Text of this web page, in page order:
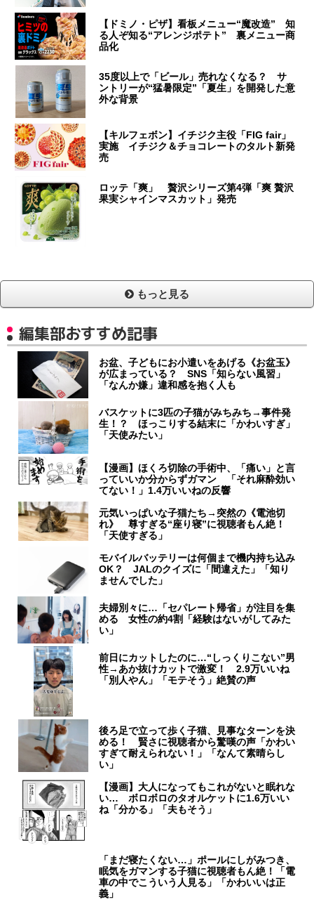
【ドミノ・ピザ】看板メニュー“魔改造” 知
る人ぞ知る“アレンジポテト” 裏メニュー商
品化
35度以上で「ビール」売れなくなる？ サ
ントリーが“猛暑限定”「夏生」を開発した意
外な背景
【キルフェボン】イチジク主役「FIG fair」
実施 イチジク＆チョコレートのタルト新発
売
ロッテ「爽」 贅沢シリーズ第4弾「爽 贅沢
果実シャインマスカット」発売
もっと見る
編集部おすすめ記事
お盆、子どもにお小遣いをあげる《お盆玉》
が広まっている？ SNS「知らない風習」
「なんか嫌」違和感を抱く人も
バスケットに3匹の子猫がみちみち→事件発
生！？ ほっこりする結末に「かわいすぎ」
「天使みたい」
【漫画】ほくろ切除の手術中、「痛い」と言
っていいか分からずガマン 「それ麻酔効い
てない！」1.4万いいねの反響
元気いっぱいな子猫たち→突然の《電池切
れ》 尊すぎる“座り寝”に視聴者もん絶！
「天使すぎる」
モバイルバッテリーは何個まで機内持ち込み
OK？ JALのクイズに「間違えた」「知り
ませんでした」
夫婦別々に…「セパレート帰省」が注目を集
める 女性の約4割「経験はないがしてみた
い」
前日にカットしたのに…“しっくりこない”男
性→あか抜けカットで激変！ 2.9万いいね
「別人やん」「モテそう」絶賛の声
後ろ足で立って歩く子猫、見事なターンを決
める！ 賢さに視聴者から驚嘆の声「かわい
すぎて耐えられない！」「なんて素晴らし
い」
【漫画】大人になってもこれがないと眠れな
い… ボロボロのタオルケットに1.6万いい
ね「分かる」「夫もそう」
「まだ寝たくない…」ポールにしがみつき、
眠気をガマンする子猫に視聴者もん絶！「電
車の中でこういう人見る」「かわいいは正
義」